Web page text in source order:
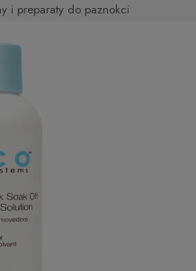
i preparaty do paznokci